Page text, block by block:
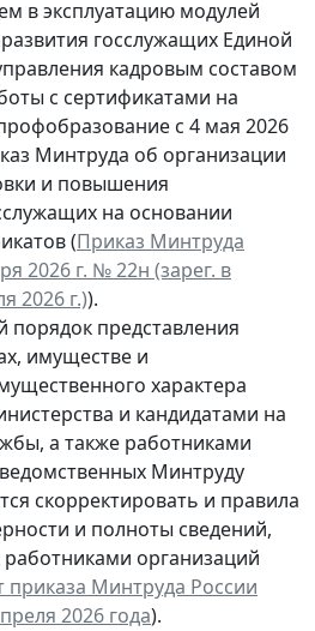
в эксплуатацию модулей
госслужащих Единой
кадровым составом
с сертификатами на
с 4 мая 2026
Минтруда об организации
и повышения
на основании
(Приказ Минтруда
2026 г. № 22н (зарег. в
2026 г.)).
порядок представления
имуществе и
характера
и кандидатами на
а также работниками
Минтруду
скорректировать и правила
и полноты сведений,
организаций
приказа Минтруда России
2026 года).